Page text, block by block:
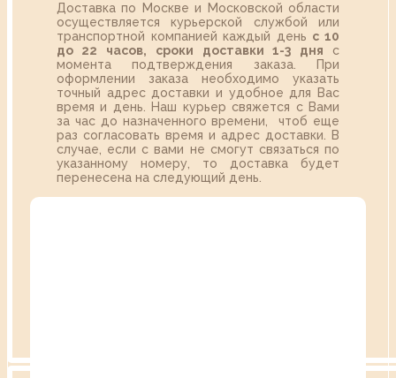
Доставка по Москве и Московской области
осуществляется курьерской службой или
транспортной компанией каждый день с 10
до 22 часов,
сроки доставки 1-3 дня с
момента подтверждения заказа. При
оформлении заказа необходимо указать
точный адрес доставки и удобное для Вас
время и день. Наш курьер свяжется с Вами
за час до назначенного времени, чтоб еще
раз согласовать время и адрес доставки. В
случае, если с вами не смогут связаться по
указанному номеру, то доставка будет
перенесена на следующий день.